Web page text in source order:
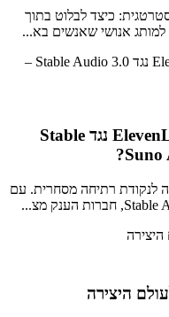
כיצד לבלוט בתוך
למותג אנושי שאנשים בא...
הקרב על המוזיקה: ElevenLabs Music v2 נגד Stable
לנקודת רתיחה מסחרית. עם
היצירה